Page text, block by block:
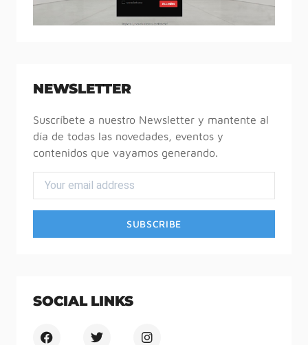
NEWSLETTER
Suscríbete a nuestro Newsletter y mantente al
día de todas las novedades, eventos y
contenidos que vayamos generando.
SOCIAL LINKS